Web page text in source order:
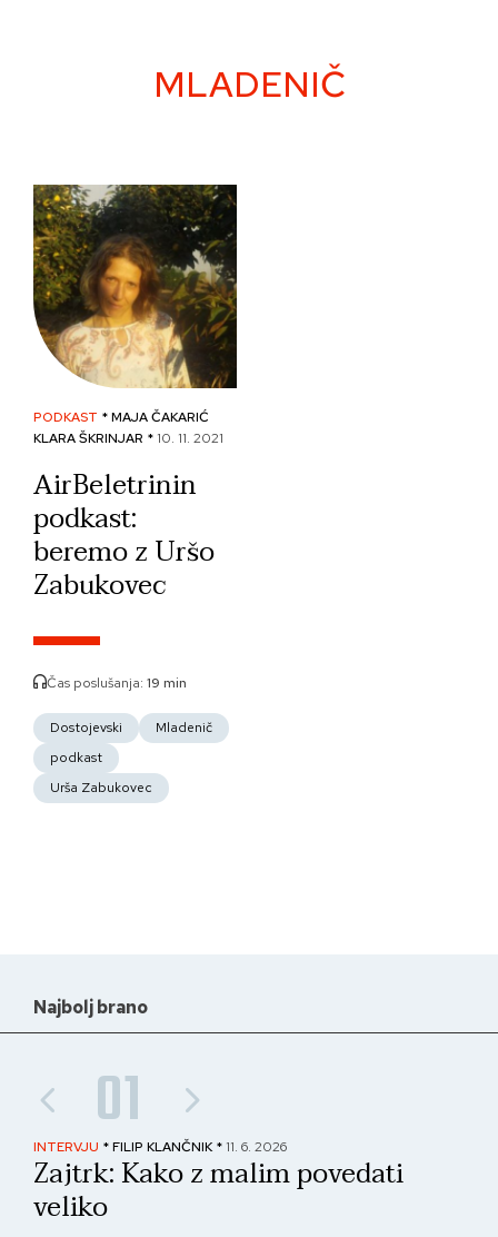
MLADENIČ
PODKAST * MAJA ČAKARIĆ
KLARA ŠKRINJAR * 10. 11. 2021
AirBeletrinin
podkast:
beremo z Uršo
Zabukovec
Čas poslušanja: 19 min
Dostojevski
Mladenič
podkast
Urša Zabukovec
Najbolj brano
01
INTERVJU * FILIP KLANČNIK * 11. 6. 2026
Zajtrk: Kako z malim povedati
veliko